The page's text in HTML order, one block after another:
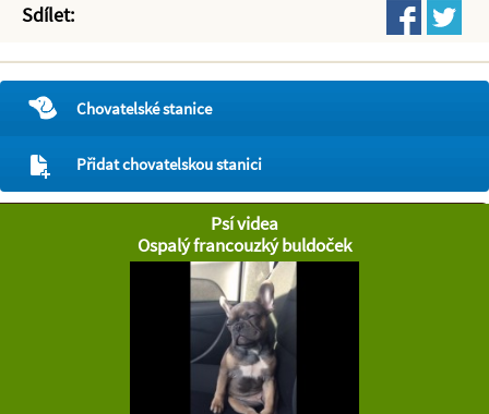
Sdílet:
Chovatelské stanice
Přidat chovatelskou stanici
Psí videa
Ospalý francouzký buldoček